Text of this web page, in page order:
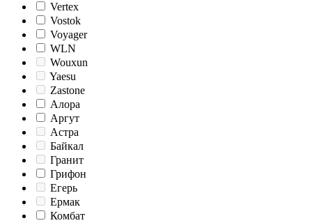
Vertex
Vostok
Voyager
WLN
Wouxun
Yaesu
Zastone
Алора
Аргут
Астра
Байкал
Гранит
Грифон
Егерь
Ермак
Комбат